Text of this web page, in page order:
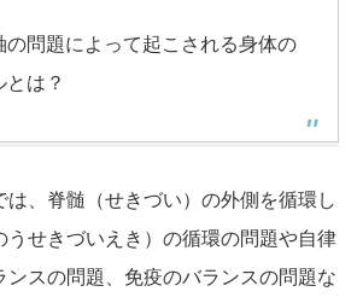
の問題によって起こされる身体の
は？
は、脊髄（せきづい）の外側を循環し
うせきづいえき）の循環の問題や自律
ンスの問題、免疫のバランスの問題な